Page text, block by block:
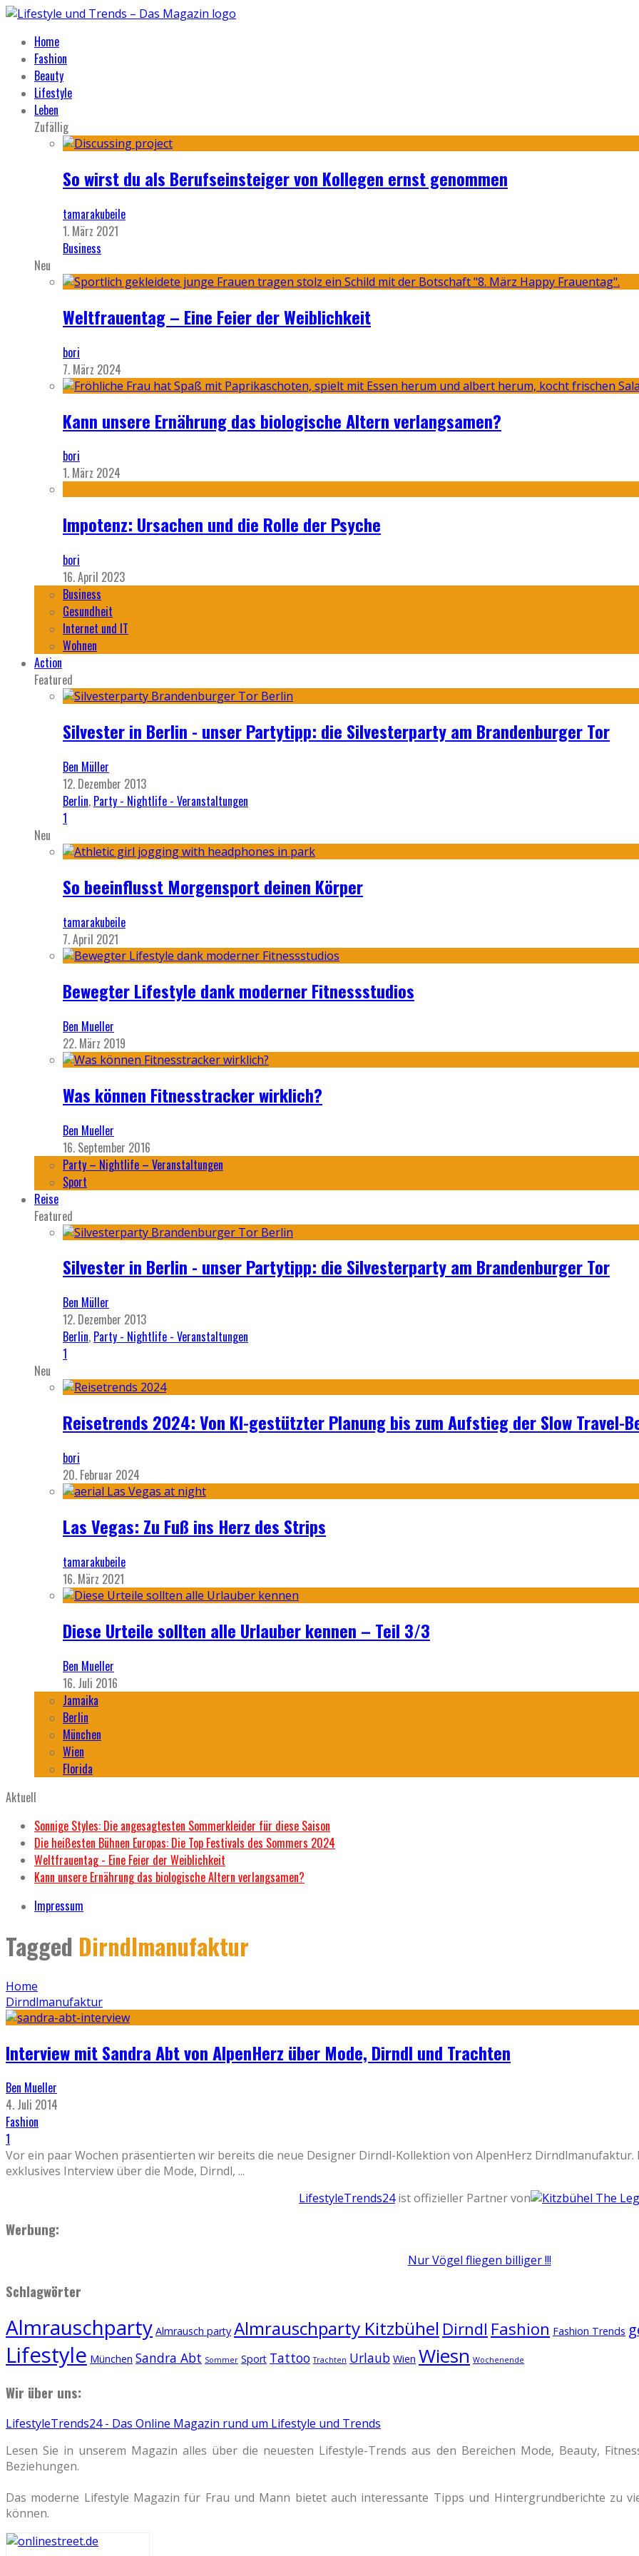
Home
Fashion
Beauty
Lifestyle
Leben
Zufällig
So wirst du als Berufseinsteiger von Kollegen ernst genommen
tamarakubeile
1. März 2021
Business
Neu
Weltfrauentag – Eine Feier der Weiblichkeit
bori
7. März 2024
Kann unsere Ernährung das biologische Altern verlangsamen?
bori
1. März 2024
Impotenz: Ursachen und die Rolle der Psyche
bori
16. April 2023
Business
Gesundheit
Internet und IT
Wohnen
Action
Featured
Silvester in Berlin - unser Partytipp: die Silvesterparty am Brandenburger Tor
Ben Müller
12. Dezember 2013
Berlin, Party - Nightlife - Veranstaltungen
1
Neu
So beeinflusst Morgensport deinen Körper
tamarakubeile
7. April 2021
Bewegter Lifestyle dank moderner Fitnessstudios
Ben Mueller
22. März 2019
Was können Fitnesstracker wirklich?
Ben Mueller
16. September 2016
Party – Nightlife – Veranstaltungen
Sport
Reise
Featured
Silvester in Berlin - unser Partytipp: die Silvesterparty am Brandenburger Tor
Ben Müller
12. Dezember 2013
Berlin, Party - Nightlife - Veranstaltungen
1
Neu
Reisetrends 2024: Von KI-gestützter Planung bis zum Aufstieg der Slow Travel-
bori
20. Februar 2024
Las Vegas: Zu Fuß ins Herz des Strips
tamarakubeile
16. März 2021
Diese Urteile sollten alle Urlauber kennen – Teil 3/3
Ben Mueller
16. Juli 2016
Jamaika
Berlin
München
Wien
Florida
Aktuell
Sonnige Styles: Die angesagtesten Sommerkleider für diese Saison
Die heißesten Bühnen Europas: Die Top Festivals des Sommers 2024
Weltfrauentag - Eine Feier der Weiblichkeit
Kann unsere Ernährung das biologische Altern verlangsamen?
Impressum
Tagged Dirndlmanufaktur
Home
Dirndlmanufaktur
Interview mit Sandra Abt von AlpenHerz über Mode, Dirndl und Trachten
Ben Mueller
4. Juli 2014
Fashion
1
Vor ein paar Wochen präsentierten wir bereits die neue Designer Dirndl-Kollektion von AlpenHerz
exklusives Interview über die Mode, Dirndl, ...
LifestyleTrends24ist offizieller Partner von
Werbung:
Nur Vögel fliegen billiger !!!
Schlagwörter
Almrauschparty Almrausch party Almrauschparty Kitzbühel Dirndl Fashion Fashion Trends
Lifestyle München Sandra Abt Sommer Sport Tattoo Trachten Urlaub Wien Wiesn Wochenende
Wir über uns:
LifestyleTrends24 - Das Online Magazin rund um Lifestyle und Trends
Lesen Sie in unserem Magazin alles über die neuesten Lifestyle-Trends aus den Bereichen Mode, Beauty,
Beziehungen.
Das moderne Lifestyle Magazin für Frau und Mann bietet auch interessante Tipps und Hintergrundberichte zu
können.